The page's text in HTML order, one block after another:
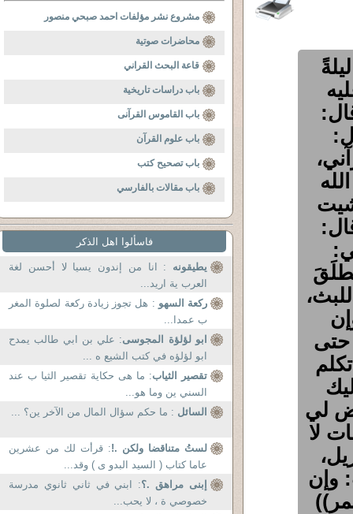
حتى
لي
لا
وإن
مشروع نشر مؤلفات احمد صبحي منصور
محاضرات صوتية
قاعة البحث القراني
باب دراسات تاريخية
باب القاموس القرآنى
باب علوم القرآن
باب تصحيح كتب
باب مقالات بالفارسي
فاسألوا اهل الذكر
يطيقونه : انا من إندون يسيا لا أحسن لغة
العرب ية اريد...
ركعة السهو : هل تجوز زيادة ركعة لصلوة المغر
ب عمدا...
ابو لؤلؤة المجوسى: علي بن ابي طالب يمدح
ابو لؤلؤه في كتب الشيع ه ...
تقصير الثياب: ما هى حكاية تقصير الثيا ب عند
السني ين وما هو...
السائل : ما حكم سؤال المال من الآخر ين؟ ...
لستُ متناقضا ولكن .!: قرأت لك من عشرين
عاما كتاب ( السيد البدو ى ) وقد...
إبنى مراهق .؟: ابني في ثاني ثانوي مدرسة
خصوصي ة ، لا يحب...